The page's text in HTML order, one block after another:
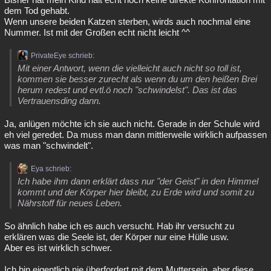
dem Tod gehabt.
Wenn unsere beiden Katzen sterben, wirds auch nochmal eine
Nummer. Ist mit der Großen echt nicht leicht ^^
PrivateEye schrieb:
Mit einer Antwort, wenn die vielleicht auch nicht so toll ist,
kommen sie besser zurecht als wenn du um den heißen Brei
herum redest und evtl.ö noch "schwindelst". Das ist das
Vertrauensding dann.
Ja, anlügen möchte ich sie auch nicht. Gerade in der Schule wird
eh viel geredet. Da muss man dann mittlerweile wirklich aufpassen
was man "schwindelt".
Eya schrieb:
Ich habe ihm dann erklärt dass nur "der Geist" in den Himmel
kommt und der Körper hier bleibt, zu Erde wird und somit zu
Nährstoff für neues Leben.
So ähnlich habe ich es auch versucht. Hab ihr versucht zu
erklären was die Seele ist, der Körper nur eine Hülle usw.
Aber es ist wirklich schwer.